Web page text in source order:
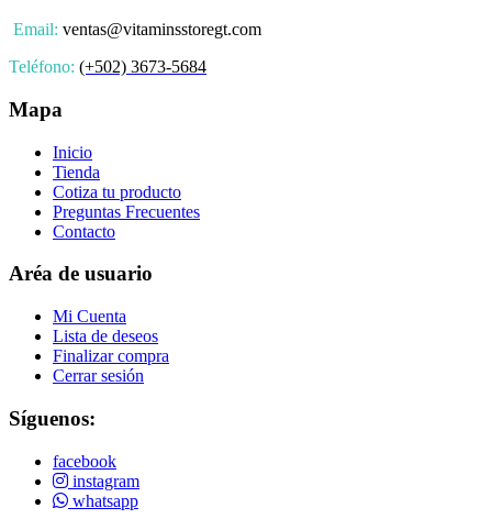
Email: ventas@vitaminsstoregt.com
Teléfono: (+502) 3673-5684
Mapa
Inicio
Tienda
Cotiza tu producto
Preguntas Frecuentes
Contacto
Aréa de usuario
Mi Cuenta
Lista de deseos
Finalizar compra
Cerrar sesión
Síguenos:
facebook
instagram
whatsapp